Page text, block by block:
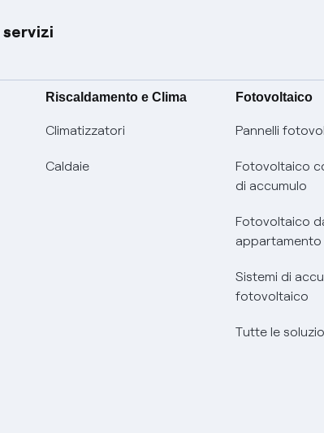
Riscaldamento e Clima
Climatizzatori
Caldaie
Fotovoltaico
Pannelli
Fotovoltaico
di accumulo
Fotovoltaico
appartamento
Sistemi di
fotovoltaico
Tutte le